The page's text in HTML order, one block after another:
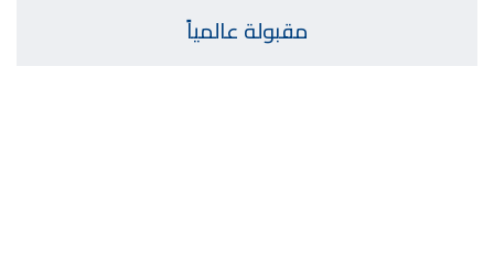
مقبولة عالمياً